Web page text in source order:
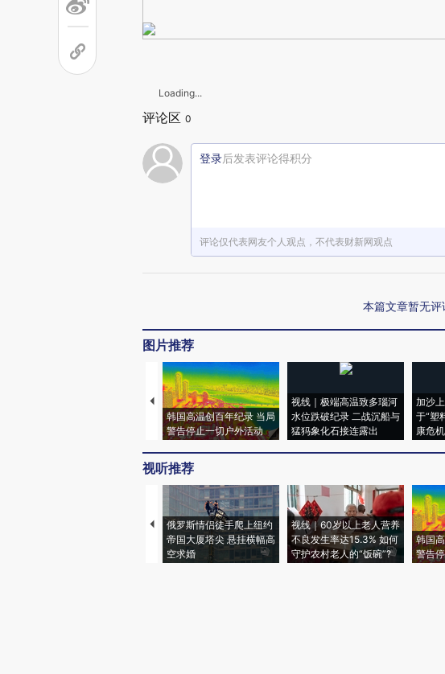
Loading...
评论区 0
登录后发表评论得积分
评论仅代表网友个人观点，不代表财新网观点
本篇文章暂无评
图片推荐
韩国高温创百年纪录 当局
警告停止一切户外活动
视线｜极端高温致多瑙河
水位跌破纪录 二战沉船与
猛犸象化石接连露出
加沙
于“塑
康危机
视听推荐
俄罗斯情侣徒手爬上纽约
帝国大厦塔尖 悬挂横幅高
空求婚
视线｜60岁以上老人营养
不良发生率达15.3% 如何
守护农村老人的“饭碗”?
韩国
警告